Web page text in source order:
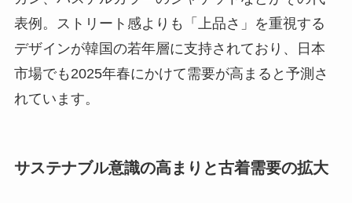
表例。ストリート感よりも「上品さ」を重視する
デザインが韓国の若年層に支持されており、日本
市場でも2025年春にかけて需要が高まると予測さ
れています。
サステナブル意識の高まりと古着需要の拡大